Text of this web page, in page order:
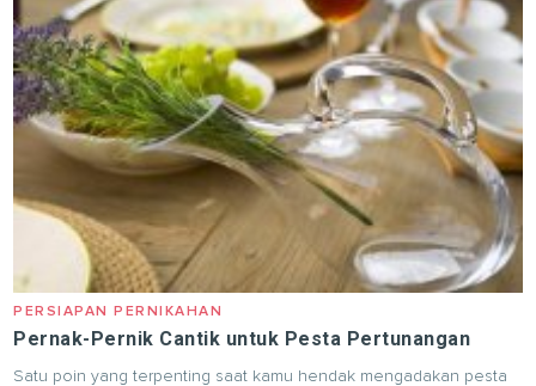
PERSIAPAN PERNIKAHAN
Pernak-Pernik Cantik untuk Pesta Pertunangan
Satu poin yang terpenting saat kamu hendak mengadakan pesta